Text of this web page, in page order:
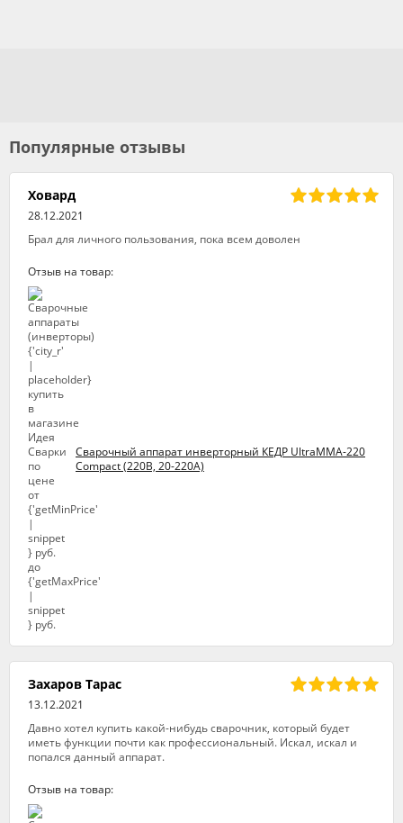
Популярные отзывы
Ховард
28.12.2021
Брал для личного пользования, пока всем доволен
Отзыв на товар:
Сварочный аппарат инверторный КЕДР UltraMMA-220
Compact (220В, 20-220А)
Захаров Тарас
13.12.2021
Давно хотел купить какой-нибудь сварочник, который будет
иметь функции почти как профессиональный. Искал, искал и
попался данный аппарат.
Отзыв на товар: